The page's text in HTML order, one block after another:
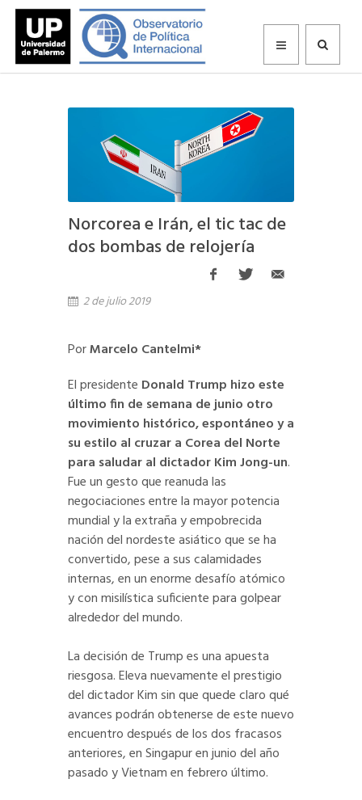
Norcorea e Irán, el tic tac de
dos bombas de relojería
2 de julio 2019
PorMarcelo Cantelmi*
El presidente Donald Trump hizo este
último fin de semana de junio otro
movimiento histórico, espontáneo y a
su estilo al cruzar a Corea del Norte
para saludar al dictador Kim Jong-un.
Fue un gesto que reanuda las
negociaciones entre la mayor potencia
mundial y la extraña y empobrecida
nación del nordeste asiático que se ha
convertido, pese a sus calamidades
internas, en un enorme desafío atómico
y con misilística suficiente para golpear
alrededor del mundo.
La decisión de Trump es una apuesta
riesgosa. Eleva nuevamente el prestigio
del dictador Kim sin que quede claro qué
avances podrán obtenerse de este nuevo
encuentro después de los dos fracasos
anteriores, en Singapur en junio del año
pasado y Vietnam en febrero último.